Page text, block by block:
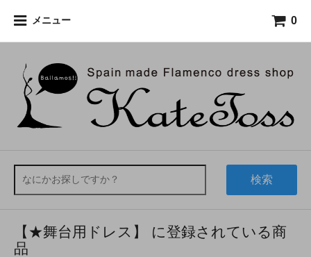
メニュー 0
検索
【★舞台用ドレス】 に登録されている商
品